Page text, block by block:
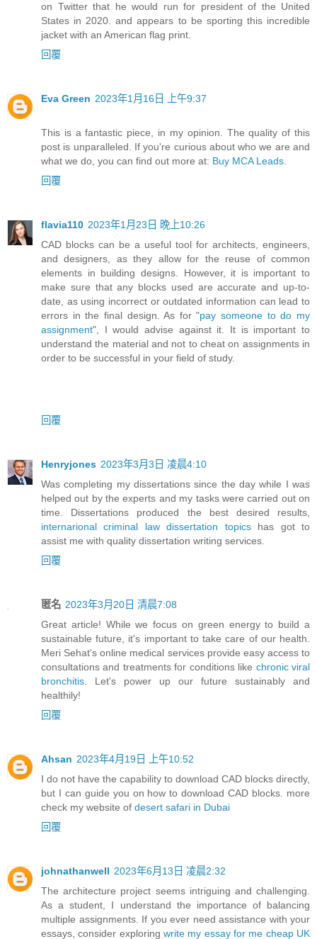
on Twitter that he would run for president of the United
States in 2020. and appears to be sporting this incredible
jacket with an American flag print.
回覆
Eva Green 2023年1月16日 上午9:37
This is a fantastic piece, in my opinion. The quality of this
post is unparalleled. If you're curious about who we are and
what we do, you can find out more at: Buy MCA Leads
回覆
flavia110 2023年1月23日 晚上10:26
CAD blocks can be a useful tool for architects, engineers,
and designers, as they allow for the reuse of common
elements in building designs. However, it is important to
make sure that any blocks used are accurate and up-to-
date, as using incorrect or outdated information can lead to
errors in the final design. As for "pay someone to do my
assignment", I would advise against it. It is important to
understand the material and not to cheat on assignments in
order to be successful in your field of study.
回覆
Henryjones 2023年3月3日 凌晨4:10
Was completing my dissertations since the day while I was
helped out by the experts and my tasks were carried out on
time. Dissertations produced the best desired results,
internarional criminal law dissertation topicshas got to
assist me with quality dissertation writing services.
回覆
匿名 2023年3月20日 清晨7:08
Great article! While we focus on green energy to build a
sustainable future, it's important to take care of our health.
Meri Sehat's online medical services provide easy access to
consultations and treatments for conditions like chronic viral
bronchitis . Let's power up our future sustainably and
healthily!
回覆
Ahsan 2023年4月19日 上午10:52
I do not have the capability to download CAD blocks directly,
but I can guide you on how to download CAD blocks. more
check my website of desert safari in Dubai
回覆
johnathanwell 2023年6月13日 凌晨2:32
The architecture project seems intriguing and challenging.
As a student, I understand the importance of balancing
multiple assignments. If you ever need assistance with your
essays, consider exploring write my essay for me cheap UK